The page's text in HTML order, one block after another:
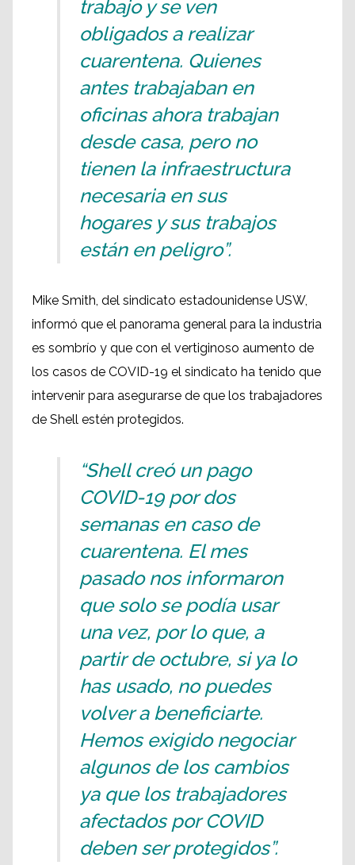
trabajo y se ven
obligados a realizar
cuarentena. Quienes
antes trabajaban en
oficinas ahora trabajan
desde casa, pero no
tienen la infraestructura
necesaria en sus
hogares y sus trabajos
están en peligro”.
Mike Smith, del sindicato estadounidense USW,
informó que el panorama general para la industria
es sombrío y que con el vertiginoso aumento de
los casos de COVID-19 el sindicato ha tenido que
intervenir para asegurarse de que los trabajadores
de Shell estén protegidos.
“Shell creó un pago
COVID-19 por dos
semanas en caso de
cuarentena. El mes
pasado nos informaron
que solo se podía usar
una vez, por lo que, a
partir de octubre, si ya lo
has usado, no puedes
volver a beneficiarte.
Hemos exigido negociar
algunos de los cambios
ya que los trabajadores
afectados por COVID
deben ser protegidos”.